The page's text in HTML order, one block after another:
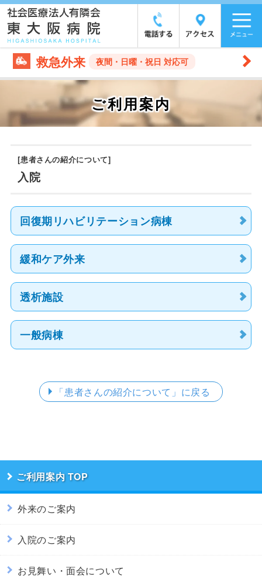
救急外来 夜間・日曜・祝日 対応可
ご利用案内
[患者さんの紹介について]
入院
回復期リハビリテーション病棟
緩和ケア外来
透析施設
一般病棟
「患者さんの紹介について」 に戻る
ご利用案内
外来のご案内
入院のご案内
お見舞い・面会について